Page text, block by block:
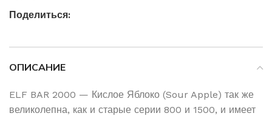
Поделиться:
ОПИСАНИЕ
ELF BAR 2000 — Кислое Яблоко (Sour Apple) так же
великолепна, как и старые серии 800 и 1500, и имеет